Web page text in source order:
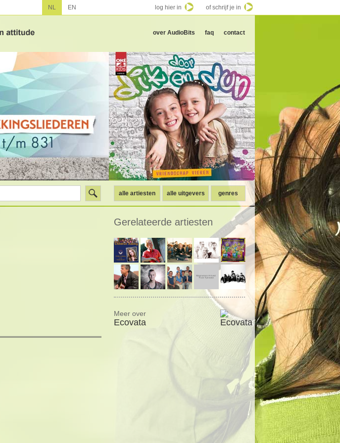
over AudioBits faq contact
alle artiesten alle uitgevers genres
Gerelateerde artiesten
Meer over
Ecovata
NL EN log hier in of schrijf je in